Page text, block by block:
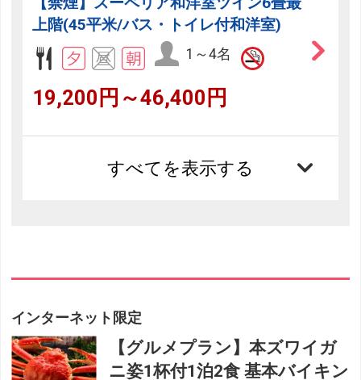
上階(45平米/バス・トイレ付和洋室)
1～4名
19,200円～46,400円
すべてを表示する
インターネット限定
【グルメプラン】本ズワイガ
ニ姿1杯付1泊2食 基本バイキン